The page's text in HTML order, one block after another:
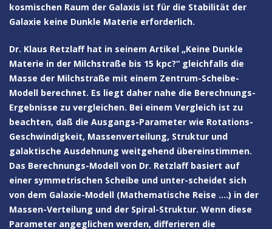
kosmischen Raum der Galaxis ist für die Stabilität der
Galaxie keine Dunkle Materie erforderlich.
Dr. Klaus Retzlaff hat in seinem Artikel „Keine Dunkle
Materie in der Milchstraße bis 15 kpc?“ gleichfalls die
Masse der Milchstraße mit einem Zentrum-Scheibe-
Modell berechnet. Es liegt daher nahe die Berechnungs-
Ergebnisse zu vergleichen. Bei einem Vergleich ist zu
beachten, daß die Ausgangs-Parameter wie Rotations-
Geschwindigkeit, Massenverteilung, Struktur und
galaktische Ausdehnung weitgehend übereinstimmen.
Das Berechnungs-Modell von Dr. Retzlaff basiert auf
einer symmetrischen Scheibe und unter-scheidet sich
von dem Galaxie-Modell (Mathematische Reise ….) in der
Massen-Verteilung und der Spiral-Struktur. Wenn diese
Parameter angeglichen werden, differieren die